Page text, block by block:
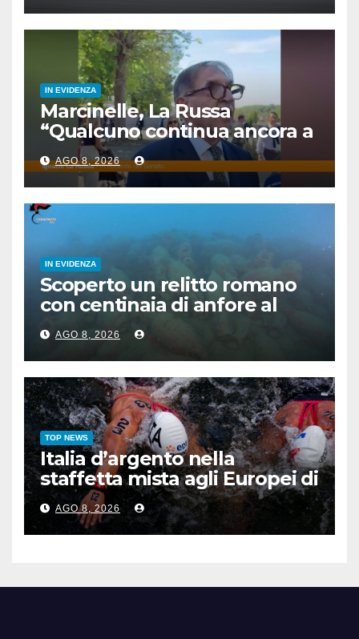
IN EVIDENZA
Marcinelle, La Russa
“Qualcuno continua ancora a
voltare le spalle”
AGO 8, 2026
IN EVIDENZA
Scoperto un relitto romano
con centinaia di anfore al
largo di Mazara del Vallo
AGO 8, 2026
TOP NEWS
Italia d’argento nella
staffetta mista agli Europei di
nuoto di fondo
AGO 8, 2026